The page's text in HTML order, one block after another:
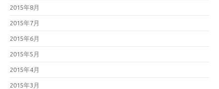
2015年8月
2015年7月
2015年6月
2015年5月
2015年4月
2015年3月